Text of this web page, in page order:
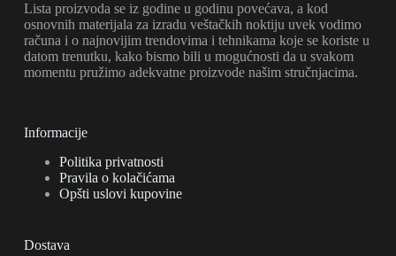
Lista proizvoda se iz godine u godinu povećava, a kod
osnovnih materijala za izradu veštačkih noktiju uvek vodimo
računa i o najnovijim trendovima i tehnikama koje se koriste u
datom trenutku, kako bismo bili u mogućnosti da u svakom
momentu pružimo adekvatne proizvode našim stručnjacima.
Informacije
Politika privatnosti
Pravila o kolačićama
Opšti uslovi kupovine
Dostava